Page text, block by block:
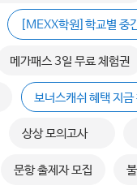
[MEXX학원]학교별 중
메가패스 3일 무료 체험권
보너스캐쉬 혜택 지
상상 모의고사
문항 출제자 모집